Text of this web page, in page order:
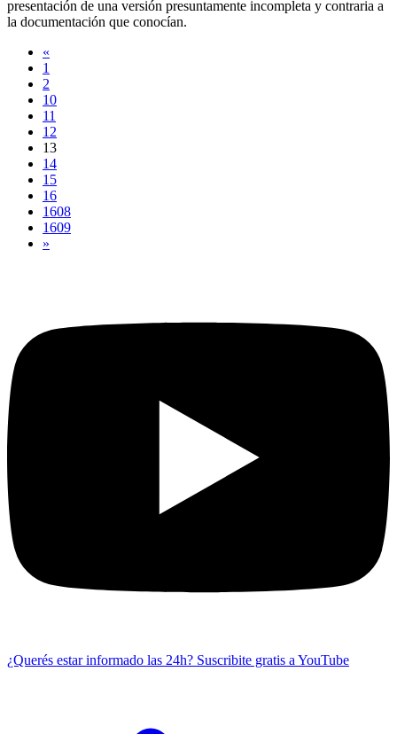
presentación de una versión presuntamente incompleta y contraria a
la documentación que conocían.
«
1
2
10
11
12
13
14
15
16
1608
1609
»
¿Querés estar informado las 24h? Suscribite gratis a YouTube